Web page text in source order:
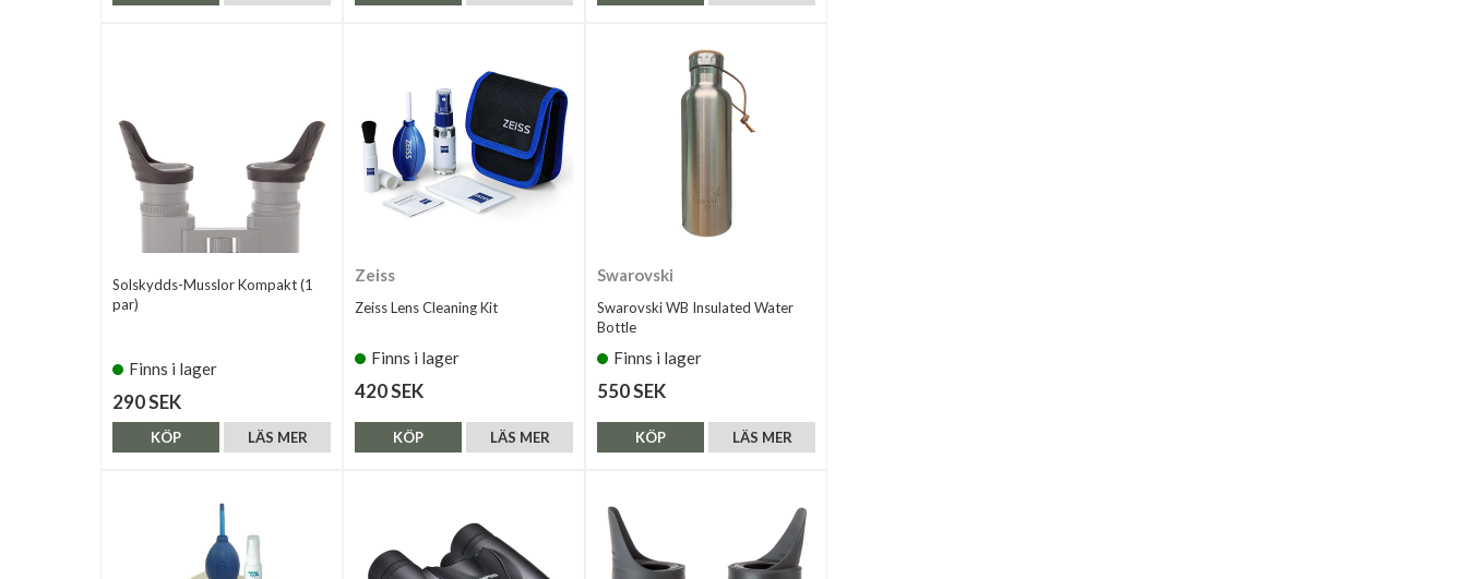
Solskydds-Musslor Kompakt (1
par)
Finns i lager
290 SEK
LÄS MER
KÖP
Zeiss
Zeiss Lens Cleaning Kit
Finns i lager
420 SEK
LÄS MER
KÖP
Swarovski
Swarovski WB Insulated Water
Bottle
Finns i lager
550 SEK
LÄS MER
KÖP